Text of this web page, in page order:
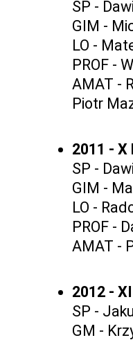
SP -
GIM -
LO -
PROF -
AMAT -
Piotr
2011 - X
SP -
GIM -
LO -
PROF -
AMAT -
2012 -
SP -
GM -